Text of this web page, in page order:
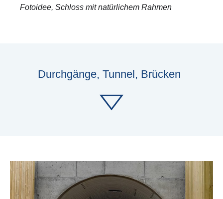
Fotoidee, Schloss mit natürlichem Rahmen
Durchgänge, Tunnel, Brücken